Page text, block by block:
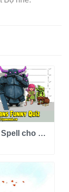
Cách chơi Spell cho bạn biết tính tình của bạn?